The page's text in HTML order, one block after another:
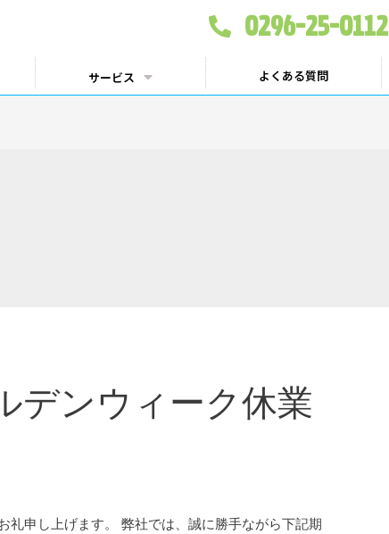
0296-25-0112
サービス よくある質問
ンウィーク休業
礼申し上げます。 弊社では、誠に勝手ながら下記期